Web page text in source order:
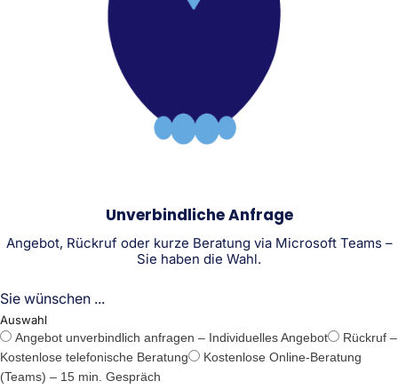
Unverbindliche Anfrage
Angebot, Rückruf oder kurze Beratung via Microsoft Teams –
Sie haben die Wahl.
Sie wünschen ...
Auswahl
Angebot unverbindlich anfragen – Individuelles Angebot
Rückruf –
Kostenlose telefonische Beratung
Kostenlose Online-Beratung
(Teams) – 15 min. Gespräch